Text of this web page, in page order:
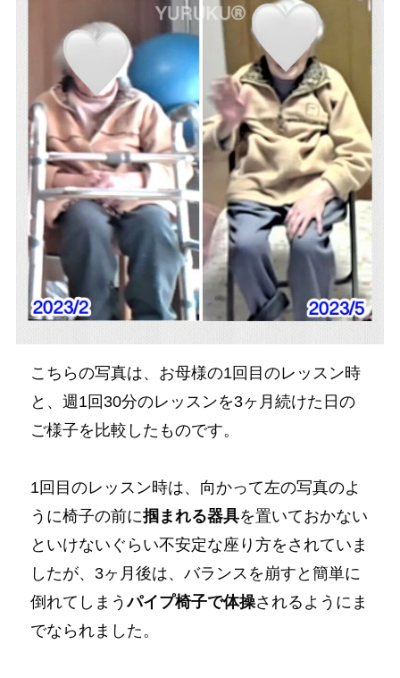
こちらの写真は、お母様の1回目のレッスン時
と、週1回30分のレッスンを3ヶ月続けた日の
ご様子を比較したものです。
1回目のレッスン時は、向かって左の写真のよ
うに椅子の前に掴まれる器具を置いておかない
といけないぐらい不安定な座り方をされていま
したが、3ヶ月後は、バランスを崩すと簡単に
倒れてしまうパイプ椅子で体操されるようにま
でなられました。